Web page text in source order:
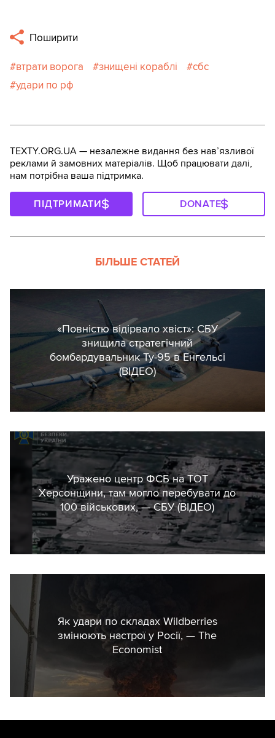
Поширити
втрати ворога знищені кораблі
сбс
удари по рф
TEXTY.ORG.UA — незалежне видання без навʼязливої
реклами й замовних матеріалів. Щоб працювати далі,
нам потрібна ваша підтримка.
ПІДТРИМАТИ DONATE
БІЛЬШЕ СТАТЕЙ
«Повністю відірвало хвіст»: СБУ
знищила стратегічний
бомбардувальник Ту-95 в Енгельсі
(ВІДЕО)
Уражено центр ФСБ на ТОТ
Херсонщини, там могло перебувати до
100 військових, — СБУ (ВIДЕО)
Як удари по складах Wildberries
змінюють настрої у Росії, — The
Economist